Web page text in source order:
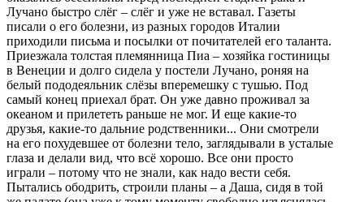
Лучано быстро слёг – слёг и уже не вставал. Газеты
писали о его болезни, из разных городов Италии
приходили письма и посылки от почитателей его таланта.
Приезжала толстая племянница Пиа – хозяйка гостиницы
в Венеции и долго сидела у постели Лучано, роняя на
белый пододеяльник слёзы вперемешку с тушью. Под
самый конец приехал брат. Он уже давно проживал за
океаном и прилететь раньше не мог. И еще какие-то
друзья, какие-то дальние родственники... Они смотрели
на его похудевшее от болезни тело, заглядывали в усталые
глаза и делали вид, что всё хорошо. Все они просто
играли – потому что не знали, как надо вести себя.
Пытались ободрить, строили планы – а Даша, сидя в той